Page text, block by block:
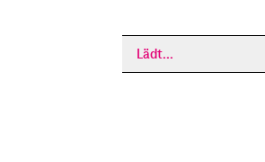
Lädt...